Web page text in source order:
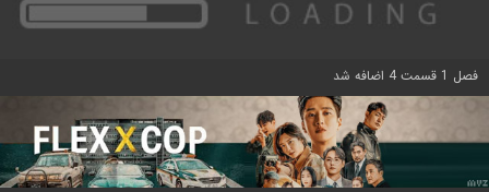
فصل 1 قسمت 4 اضافه شد